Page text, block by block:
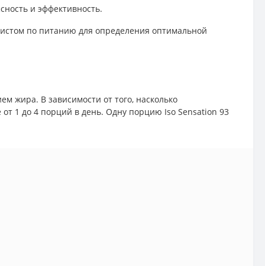
и эффективность.
по питанию для определения оптимальной
жира. В зависимости от того, насколько
1 до 4 порций в день. Одну порцию Iso Sensation 93